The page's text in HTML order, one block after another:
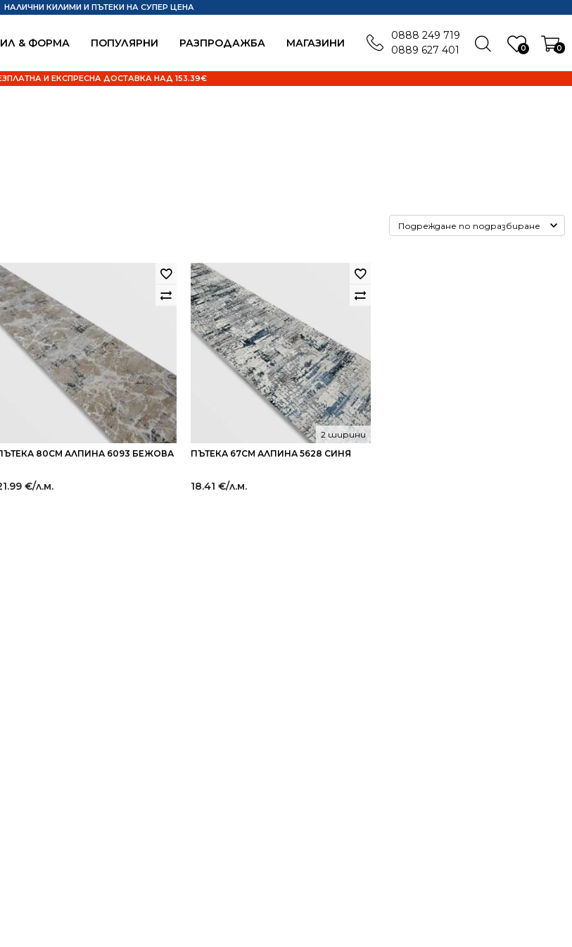
& ФОРМА ПОПУЛЯРНИ РАЗПРОДАЖБА MАГАЗИНИ 0 0
НАЛИЧНИ КИЛИМИ И ПЪТЕКИ НА СУПЕР ЦЕНА
И ЕКСПРЕСНА ДОСТАВКА НАД 153.39€
0888 249 719
0889 627 401
80СМ АЛПИНА 6093 БЕЖОВА
€/л.м.
ПЪТЕКА 67СМ АЛПИНА 5628 СИНЯ
2 ширини
18.41 €/л.м.